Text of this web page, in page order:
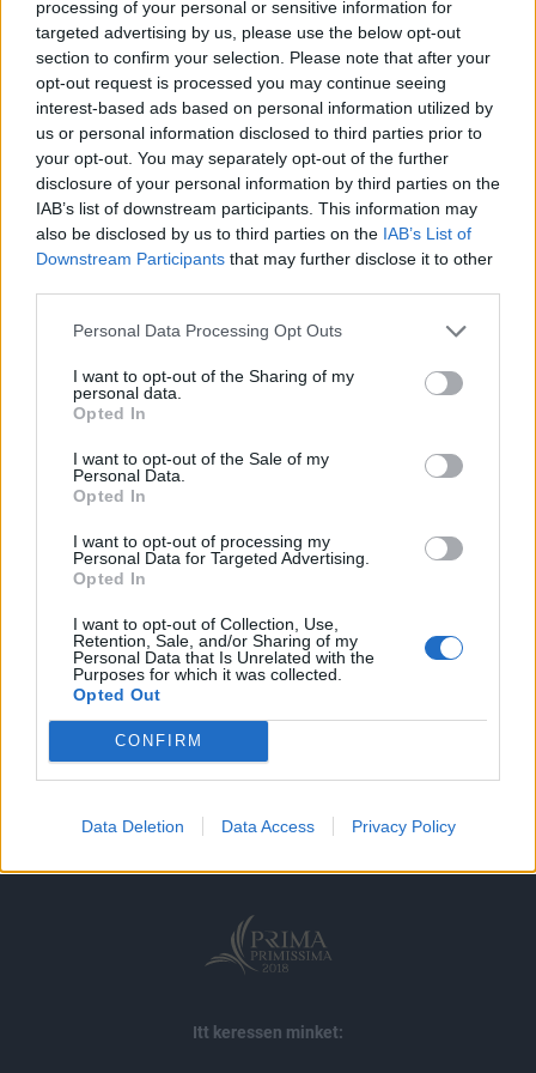
processing of your personal or sensitive information for
targeted advertising by us, please use the below opt-out
section to confirm your selection. Please note that after your
opt-out request is processed you may continue seeing
interest-based ads based on personal information utilized by
us or personal information disclosed to third parties prior to
your opt-out. You may separately opt-out of the further
disclosure of your personal information by third parties on the
IAB’s list of downstream participants. This information may
also be disclosed by us to third parties on the IAB’s List of
Downstream Participants that may further disclose it to other
Personal Data Processing Opt Outs
I want to opt-out of the Sharing of my
personal data.
Opted In
I want to opt-out of the Sale of my
Personal Data.
Opted In
I want to opt-out of processing my
Personal Data for Targeted Advertising.
Opted In
I want to opt-out of Collection, Use,
Retention, Sale, and/or Sharing of my
Personal Data that Is Unrelated with the
Purposes for which it was collected.
Opted Out
CONFIRM
Data Deletion Data Access Privacy Policy
kérdésekre. Meddig tarthat az AI-rali, kik lehetnek a
következő évek nyertesei, mire számíthatunk a részvény-,
kötvény-, nyersanyag- és kriptopiacokon, és hogyan
érdemes portfóliót építeni egy gyorsan változó...
KEDVES OLVASÓNK!
A keresett cikk a portfolio.hu hírarchívumához
tartozik, melynek olvasása előfizetéses
regisztrációhoz kötött.
Az előfizetés a következőket tartalmazza:
Kötéslisták: BÉT elmúlt 2 év napon belüli
kötéslistái
Előfizetés
MÁR ELŐFIZETŐNK VAGY?BEJELENTKEZÉS
impresszum
jogi nyilatkozat
süti beállítások
adatvédelem
szerzői jogok médiaajánlat
karrier
Itt keressen minket: